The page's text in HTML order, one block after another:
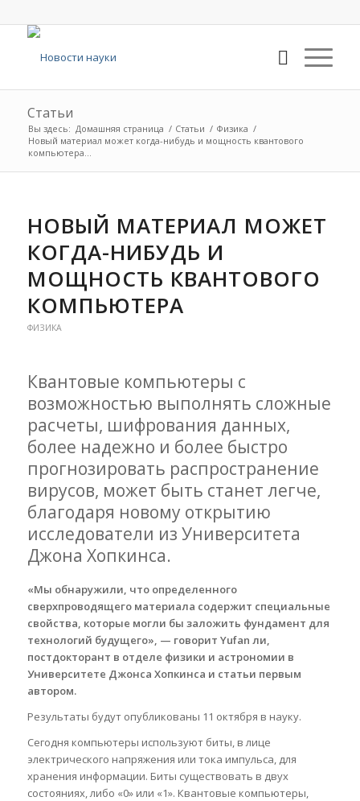
Статьи
Вы здесь: Домашняя страница / Статьи / Физика /
Новый материал может когда-нибудь и мощность квантового
компьютера...
НОВЫЙ МАТЕРИАЛ МОЖЕТ
КОГДА-НИБУДЬ И
МОЩНОСТЬ КВАНТОВОГО
КОМПЬЮТЕРА
ФИЗИКА
Квантовые компьютеры с
возможностью выполнять сложные
расчеты, шифрования данных,
более надежно и более быстро
прогнозировать распространение
вирусов, может быть станет легче,
благодаря новому открытию
исследователи из Университета
Джона Хопкинса.
«Мы обнаружили, что определенного
сверхпроводящего материала содержит специальные
свойства, которые могли бы заложить фундамент для
технологий будущего», — говорит Yufan ли,
постдокторант в отделе физики и астрономии в
Университете Джонса Хопкинса и статьи первым
автором.
Результаты будут опубликованы 11 октября в науку.
Сегодня компьютеры используют биты, в лице
электрического напряжения или тока импульса, для
хранения информации. Биты существовать в двух
состояниях, либо «0» или «1». Квантовые компьютеры,